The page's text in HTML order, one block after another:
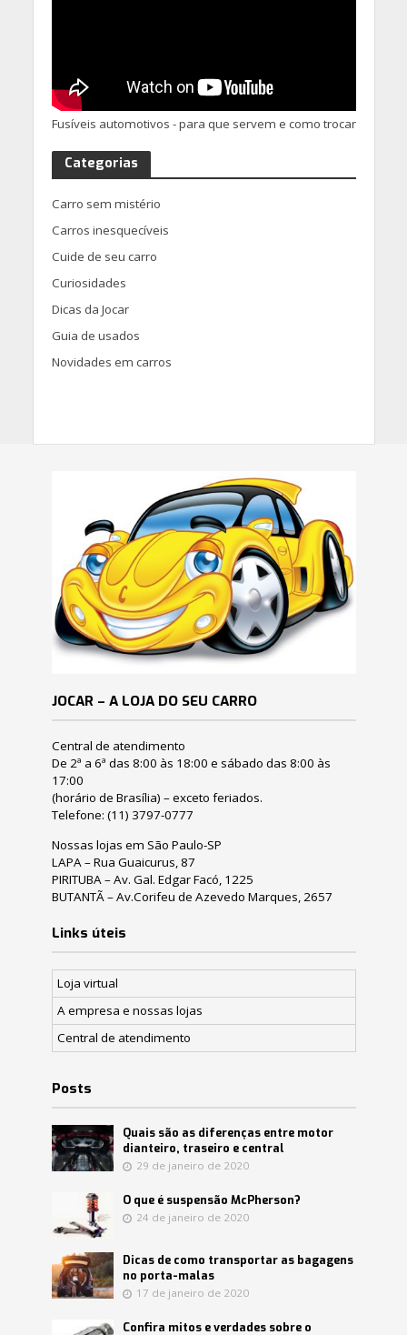
Fusíveis automotivos - para que servem e como trocar
Categorias
Carro sem mistério
Carros inesquecíveis
Cuide de seu carro
Curiosidades
Dicas da Jocar
Guia de usados
Novidades em carros
JOCAR – A LOJA DO SEU CARRO
Central de atendimento
De 2ª a 6ª das 8:00 às 18:00 e sábado das 8:00 às
17:00
(horário de Brasília) – exceto feriados.
Telefone: (11) 3797-0777
Nossas lojas em São Paulo-SP
LAPA – Rua Guaicurus, 87
PIRITUBA – Av. Gal. Edgar Facó, 1225
BUTANTÃ – Av.Corifeu de Azevedo Marques, 2657
Links úteis
Loja virtual
A empresa e nossas lojas
Central de atendimento
Posts
Quais são as diferenças entre motor
dianteiro, traseiro e central
29 de janeiro de 2020
O que é suspensão McPherson?
24 de janeiro de 2020
Dicas de como transportar as bagagens
no porta-malas
17 de janeiro de 2020
Confira mitos e verdades sobre o